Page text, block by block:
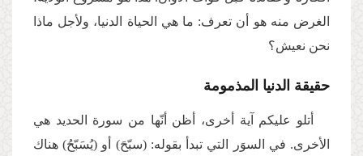
الغرض منه هو أن تعرف: ما هي الحياة الدنيا، ولأجل ماذا
نحن نعيش؟
حقيقة الدنيا المذمومة
أتلو عليكم آية أخرى، أظن أنّها من سورة الحديد هي
الأخرى. في السوَر التي تبدأ بقوله: (سبّحَ) أو (يُسَبّحُ) هناك